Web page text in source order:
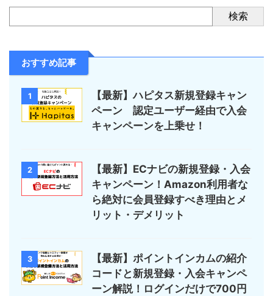
検索
おすすめ記事
1
【最新】ハピタス新規登録キャン
ペーン 認定ユーザー経由で入会
キャンペーンを上乗せ！
2
【最新】ECナビの新規登録・入会
キャンペーン！Amazon利用者な
ら絶対に会員登録すべき理由とメ
リット・デメリット
3
【最新】ポイントインカムの紹介
コードと新規登録・入会キャンペ
ーン解説！ログインだけで700円